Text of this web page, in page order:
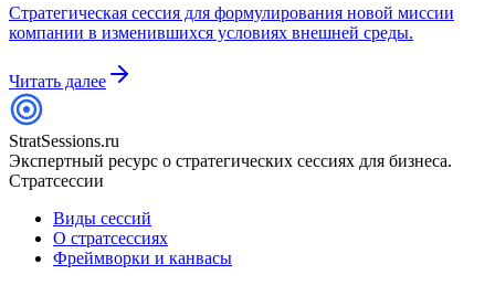
Стратегическая сессия для формулирования новой миссии
компании в изменившихся условиях внешней среды.
Читать далее
StratSessions.ru
Экспертный ресурс о стратегических сессиях для бизнеса.
Стратсессии
Виды сессий
О стратсессиях
Фреймворки и канвасы